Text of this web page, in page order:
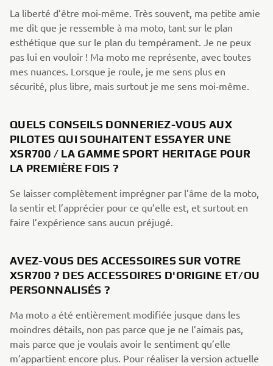
La liberté d’être moi-même. Très souvent, ma petite amie
me dit que je ressemble à ma moto, tant sur le plan
esthétique que sur le plan du tempérament. Je ne peux
pas lui en vouloir ! Ma moto me représente, avec toutes
mes nuances. Lorsque je roule, je me sens plus en
sécurité, plus libre, mais surtout je me sens moi-même.
QUELS CONSEILS DONNERIEZ-VOUS AUX
PILOTES QUI SOUHAITENT ESSAYER UNE
XSR700 / LA GAMME SPORT HERITAGE POUR
LA PREMIÈRE FOIS ?
Se laisser complètement imprégner par l’âme de la moto,
la sentir et l’apprécier pour ce qu’elle est, et surtout en
faire l’expérience sans aucun préjugé.
AVEZ-VOUS DES ACCESSOIRES SUR VOTRE
XSR700 ? DES ACCESSOIRES D'ORIGINE ET/OU
PERSONNALISÉS ?
Ma moto a été entièrement modifiée jusque dans les
moindres détails, non pas parce que je ne l’aimais pas,
mais parce que je voulais avoir le sentiment qu’elle
m’appartient encore plus. Pour réaliser la version actuelle